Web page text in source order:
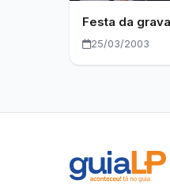
Festa da
25/03/2003